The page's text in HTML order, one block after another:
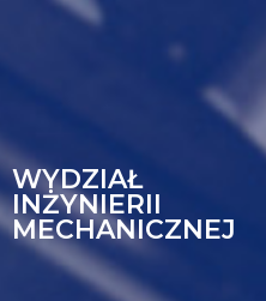
WYDZIAŁ
INŻYNIERII
MECHANICZNEJ